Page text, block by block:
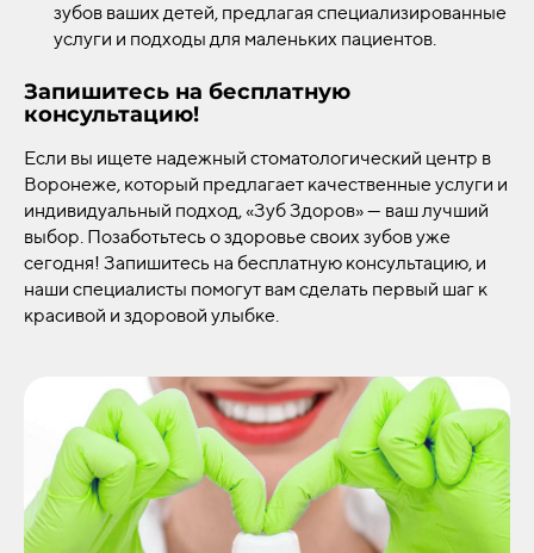
зубов ваших детей, предлагая специализированные
услуги и подходы для маленьких пациентов.
Запишитесь на бесплатную
консультацию!
Если вы ищете надежный стоматологический центр в
Воронеже, который предлагает качественные услуги и
индивидуальный подход, «Зуб Здоров» — ваш лучший
выбор. Позаботьтесь о здоровье своих зубов уже
сегодня! Запишитесь на бесплатную консультацию, и
наши специалисты помогут вам сделать первый шаг к
красивой и здоровой улыбке.